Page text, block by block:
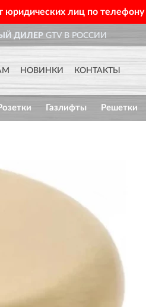
юридических лиц по телефону
ДИЛЕРGTV В РОССИИ
НОВИНКИ КОНТАКТЫ
Газлифты Решетки